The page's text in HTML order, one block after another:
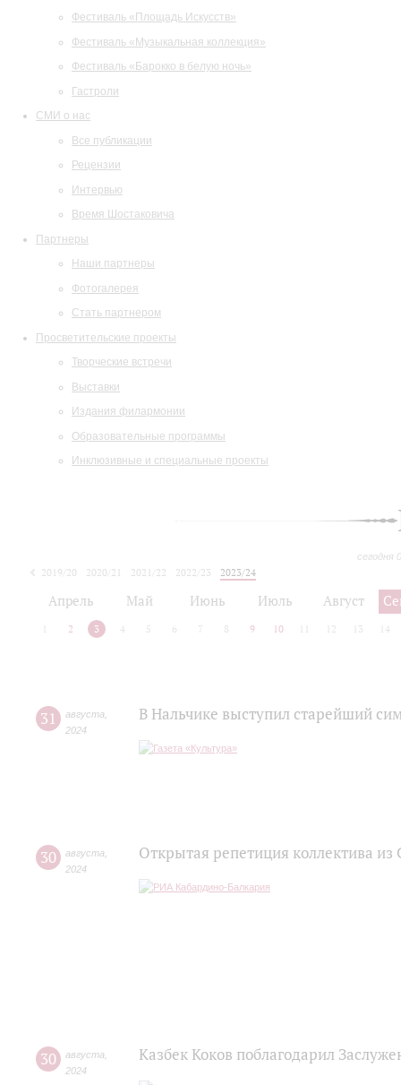
Фестиваль «Площадь Искусств»
Фестиваль «Музыкальная коллекция»
Фестиваль «Барокко в белую ночь»
Гастроли
СМИ о нас
Все публикации
Рецензии
Интервью
Время Шостаковича
Партнеры
Наши партнеры
Фотогалерея
Стать партнером
Просветительские проекты
Творческие встречи
Выставки
Издания филармонии
Образовательные программы
Инклюзивные и специальные проекты
сегодня
2019/20 2020/21 2021/22 2022/23
2023/24
Апрель Май Июнь Июль Август
2 3 4 5 6 7 8 9 10 12 13 14
31 августа
2024
В Нальчике выступил старейший
30 августа
2024
Открытая репетиция коллектива
30 августа
2024
Казбек Коков поблагодарил